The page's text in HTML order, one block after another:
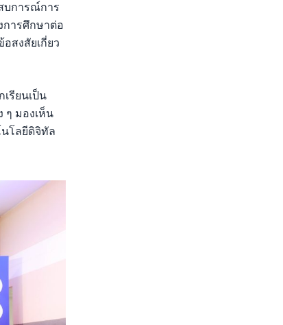
บการณ์การ
การศึกษาต่อ
สงสัยเกี่ยว
รียนเป็น
ๆ มองเห็น
นโลยีดิจิทัล